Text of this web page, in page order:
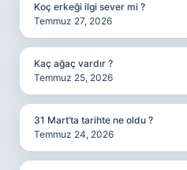
Koç erkeği ilgi sever mi ?
Temmuz 27, 2026
Kaç ağaç vardır ?
Temmuz 25, 2026
31 Mart’ta tarihte ne oldu ?
Temmuz 24, 2026